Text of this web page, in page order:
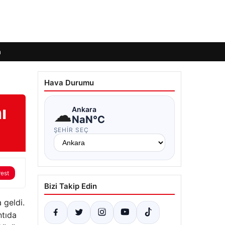
geldi.
Hava Durumu
☁Ankara
NaN°C
ŞEHIR SEÇ
Bizi Takip Edin